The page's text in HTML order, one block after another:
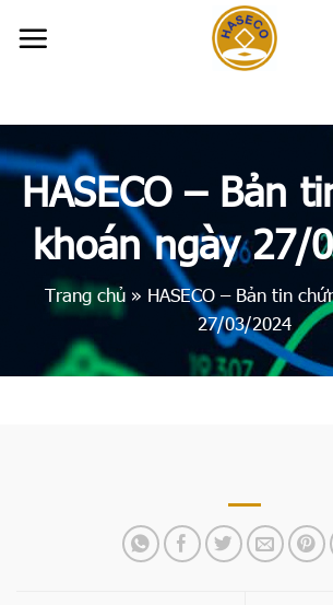
HASECO – Bản
khoán ngày 27/
Trang chủ » HASECO – Bản tin
27/03/2024